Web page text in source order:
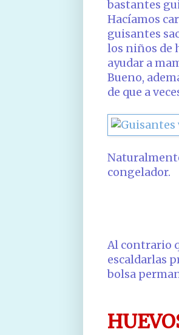
bastantes
Hacíamos
guisantes
los niños de
ayudar a
Bueno,
de que a
congelador.
Al contrario
escaldarlas
bolsa